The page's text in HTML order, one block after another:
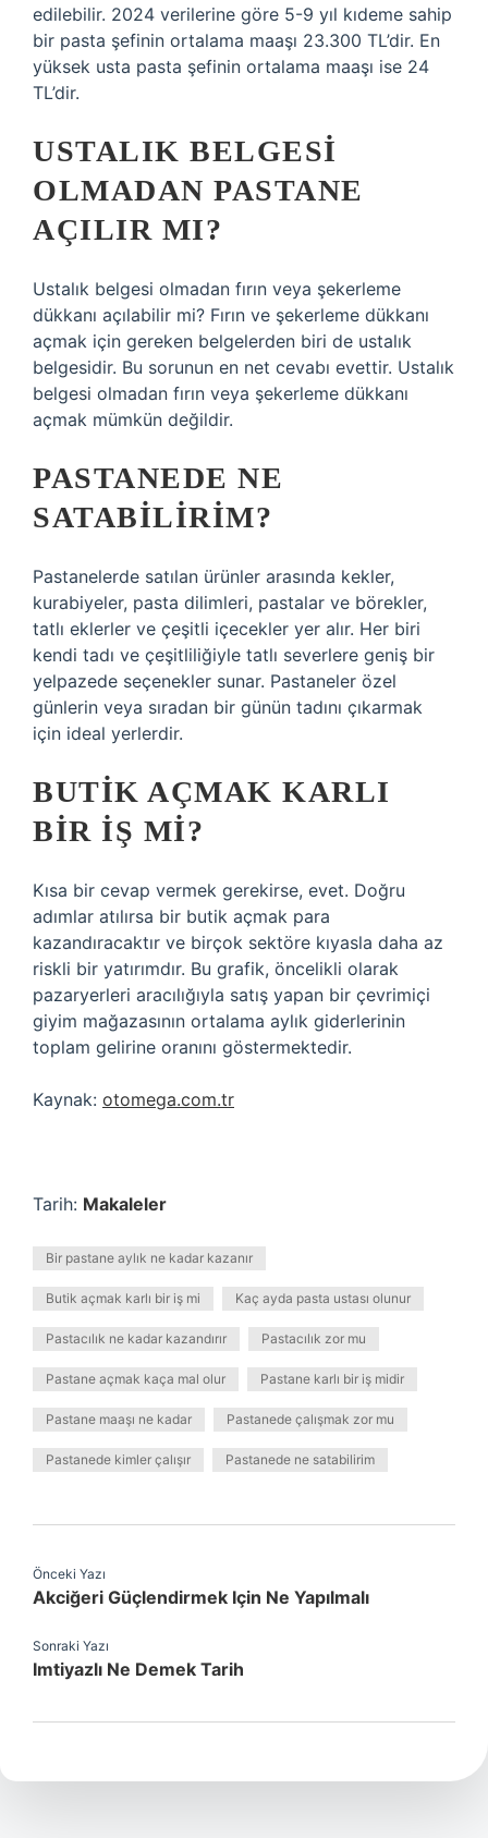
edilebilir. 2024 verilerine göre 5-9 yıl kıdeme sahip
bir pasta şefinin ortalama maaşı 23.300 TL’dir. En
yüksek usta pasta şefinin ortalama maaşı ise 24
TL’dir.
USTALIK BELGESI
OLMADAN PASTANE
AÇILIR MI?
Ustalık belgesi olmadan fırın veya şekerleme
dükkanı açılabilir mi? Fırın ve şekerleme dükkanı
açmak için gereken belgelerden biri de ustalık
belgesidir. Bu sorunun en net cevabı evettir. Ustalık
belgesi olmadan fırın veya şekerleme dükkanı
açmak mümkün değildir.
PASTANEDE NE
SATABILIRIM?
Pastanelerde satılan ürünler arasında kekler,
kurabiyeler, pasta dilimleri, pastalar ve börekler,
tatlı eklerler ve çeşitli içecekler yer alır. Her biri
kendi tadı ve çeşitliliğiyle tatlı severlere geniş bir
yelpazede seçenekler sunar. Pastaneler özel
günlerin veya sıradan bir günün tadını çıkarmak
için ideal yerlerdir.
BUTIK AÇMAK KARLI
BIR IŞ MI?
Kısa bir cevap vermek gerekirse, evet. Doğru
adımlar atılırsa bir butik açmak para
kazandıracaktır ve birçok sektöre kıyasla daha az
riskli bir yatırımdır. Bu grafik, öncelikli olarak
pazaryerleri aracılığıyla satış yapan bir çevrimiçi
giyim mağazasının ortalama aylık giderlerinin
toplam gelirine oranını göstermektedir.
Kaynak: otomega.com.tr
Tarih: Makaleler
Bir pastane aylık ne kadar kazanır
Butik açmak karlı bir iş mi Kaç ayda pasta ustası olunur
Pastacılık ne kadar kazandırır Pastacılık zor mu
Pastane açmak kaça mal olur Pastane karlı bir iş midir
Pastane maaşı ne kadar Pastanede çalışmak zor mu
Pastanede kimler çalışır Pastanede ne satabilirim
Önceki Yazı
Akciğeri Güçlendirmek Için Ne Yapılmalı
Sonraki Yazı
Imtiyazlı Ne Demek Tarih